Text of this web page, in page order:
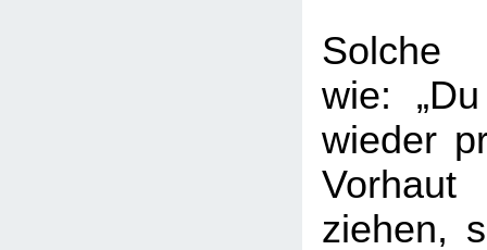
Solche
wie:
wieder
ziehen,